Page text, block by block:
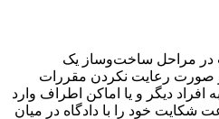
در مراحل ساخت‌وساز یک
صورت رعایت نکردن مقررات
افراد دیگر و یا اماکن اطراف وارد
خود را با دادگاه در میان